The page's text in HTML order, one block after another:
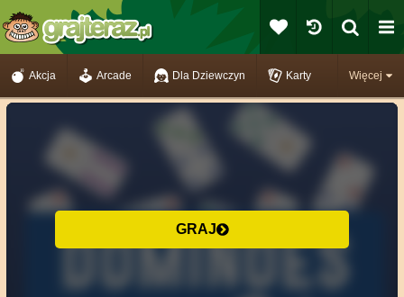
Więcej
Akcja Arcade Dla Dziewczyn Karty
GRAJ